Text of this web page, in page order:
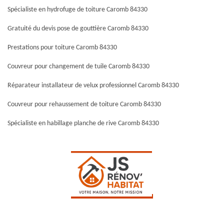
Spécialiste en hydrofuge de toiture Caromb 84330
Gratuité du devis pose de gouttière Caromb 84330
Prestations pour toiture Caromb 84330
Couvreur pour changement de tuile Caromb 84330
Réparateur installateur de velux professionnel Caromb 84330
Couvreur pour rehaussement de toiture Caromb 84330
Spécialiste en habillage planche de rive Caromb 84330